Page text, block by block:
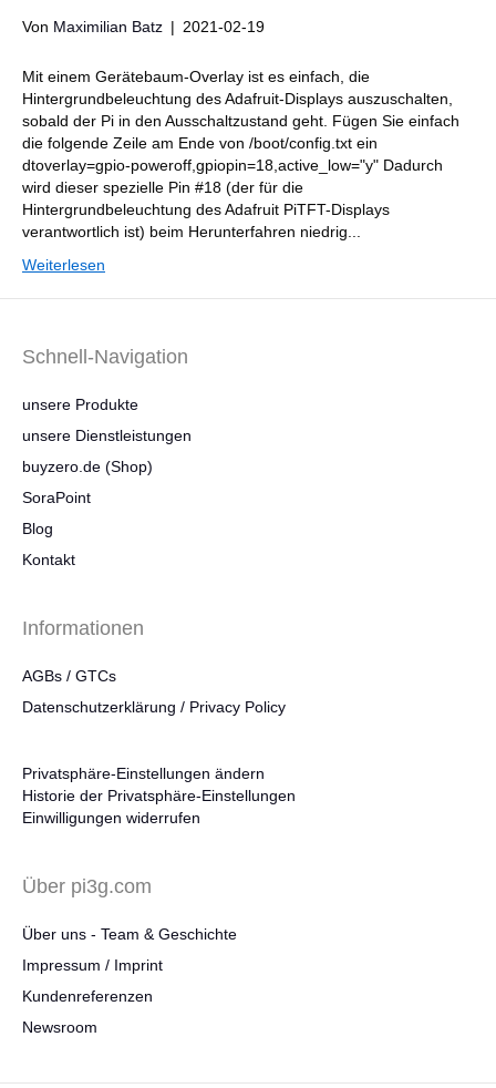
Von Maximilian Batz | 2021-02-19
Mit einem Gerätebaum-Overlay ist es einfach, die
Hintergrundbeleuchtung des Adafruit-Displays auszuschalten,
sobald der Pi in den Ausschaltzustand geht. Fügen Sie einfach
die folgende Zeile am Ende von /boot/config.txt ein
dtoverlay=gpio-poweroff,gpiopin=18,active_low="y" Dadurch
wird dieser spezielle Pin #18 (der für die
Hintergrundbeleuchtung des Adafruit PiTFT-Displays
verantwortlich ist) beim Herunterfahren niedrig...
Weiterlesen
Schnell-Navigation
unsere Produkte
unsere Dienstleistungen
buyzero.de (Shop)
SoraPoint
Blog
Kontakt
Informationen
AGBs / GTCs
Datenschutzerklärung / Privacy Policy
Privatsphäre-Einstellungen ändern
Historie der Privatsphäre-Einstellungen
Einwilligungen widerrufen
Über pi3g.com
Über uns - Team & Geschichte
Impressum / Imprint
Kundenreferenzen
Newsroom